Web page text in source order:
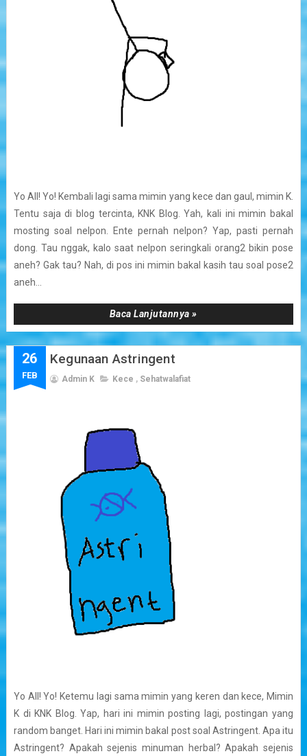
Yo All! Yo! Kembali lagi sama mimin yang kece dan gaul, mimin K.
Tentu saja di blog tercinta, KNK Blog. Yah, kali ini mimin bakal
mosting soal nelpon. Ente pernah nelpon? Yap, pasti pernah
dong. Tau nggak, kalo saat nelpon seringkali orang2 bikin pose
aneh? Gak tau? Nah, di pos ini mimin bakal kasih tau soal pose2
aneh...
Baca Lanjutannya »
26
FEB
Kegunaan Astringent
Admin K Kece , Sehatwalafiat
Yo All! Yo! Ketemu lagi sama mimin yang keren dan kece, Mimin
K di KNK Blog. Yap, hari ini mimin posting lagi, postingan yang
random banget. Hari ini mimin bakal post soal Astringent. Apa itu
Astringent? Apakah sejenis minuman herbal? Apakah sejenis